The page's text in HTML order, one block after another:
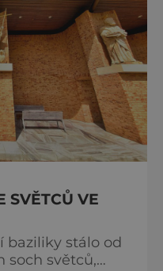
SVĚTCŮ VE
baziliky stálo od
soch světců,